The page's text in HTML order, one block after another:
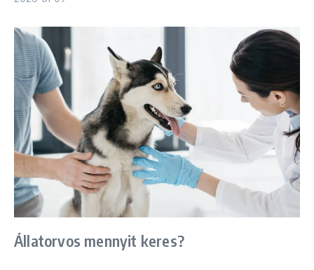
Állatorvos mennyit keres?